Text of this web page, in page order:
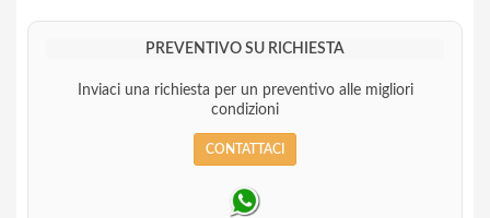
PREVENTIVO SU RICHIESTA
Inviaci una richiesta per un preventivo alle migliori
condizioni
CONTATTACI